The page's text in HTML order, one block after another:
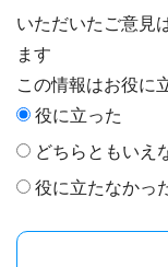
いただいたご意見
ます
この情報はお役に
役に立った
どちらともいえ
役に立たなかっ